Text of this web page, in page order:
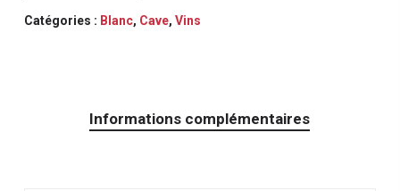
Catégories : Blanc, Cave, Vins
Informations complémentaires